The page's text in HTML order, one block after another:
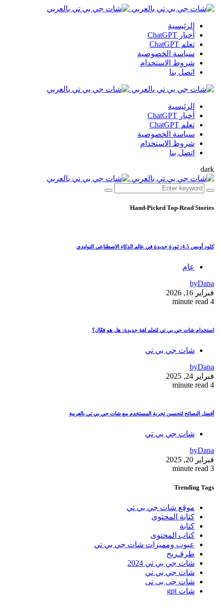
الرئيسية
أخبار ChatGPT
تعلم ChatGPT
سياسة الخصوصية
شروط الاستخدام
اتصل بنا
الرئيسية
أخبار ChatGPT
تعلم ChatGPT
سياسة الخصوصية
شروط الاستخدام
اتصل بنا
dark
Hand-Picked Top-Read Stories
كلود أوبس 4.5: ثورة جديدة في عالم الذكاء الاصطناعي التوليدي
عام
byDana
فبراير 16, 2026
4 minute read
استخدام شات جي بي تي لتعلم لغة جديدة: هل هو فعّال؟
شات جي بي تي
byDana
فبراير 24, 2025
4 minute read
أفضل النصائح لتحسين تجربة المستخدم مع شات جي بي تي بالعربية
شات جي بي تي
byDana
فبراير 20, 2025
3 minute read
Trending Tags
موقع شات جي بي تي
كتابة المحتوى
كتابة
كتاب المحتوى
عيوب ومميزات شات جي بي تي
طرقـربح
شات جي بي تي 2024
شات جي بي تي
شات جى بى تى
شات gpt